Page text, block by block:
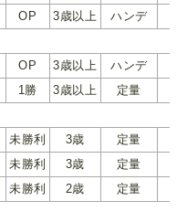
OP 3歳以上 ハンデ
OP 3歳以上 ハンデ
1勝 3歳以上 定量
未勝利 3歳
定量
未勝利 3歳 定量
未勝利 2歳 定量